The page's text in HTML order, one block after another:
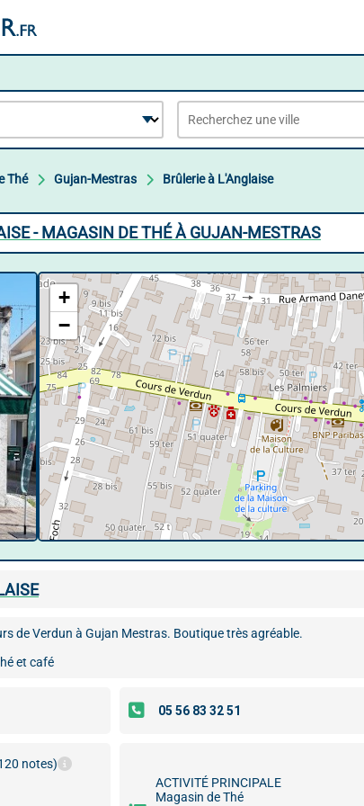
Thé Gujan-Mestras Brûlerie à L'Anglaise
- MAGASIN DE THÉ À GUJAN-MESTRAS
+
−
de Verdun à Gujan Mestras. Boutique très agréable.
et café
notes)
ACTIVITÉ PRINCIPALE
Magasin de Thé